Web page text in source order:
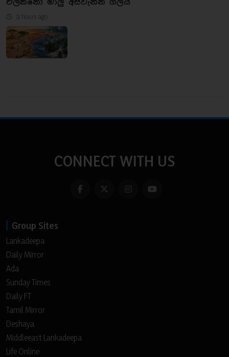
11 hours ago
CONNECT WITH US
Group Sites
Lankadeepa
Daily Mirror
Ada
Sunday Times
Daily FT
Tamil Mirror
Deshaya
Middleeast Lankadeepa
Life Online